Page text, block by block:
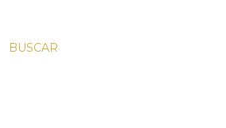
BUSCAR